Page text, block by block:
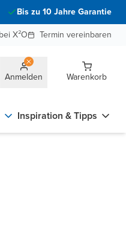
Bis zu 10 Jahre Garantie
X²O Termin vereinbaren
Anmelden Warenkorb
Inspiration & Tipps